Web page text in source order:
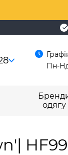
Пн-
одягу